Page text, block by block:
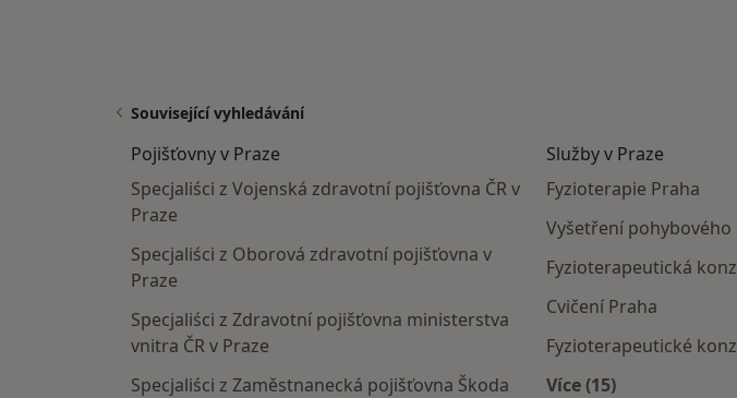
Související vyhledávání
Pojišťovny v Praze
Specjaliści z Vojenská zdravotní pojišťovna ČR v
Praze
Specjaliści z Oborová zdravotní pojišťovna v
Praze
Specjaliści z Zdravotní pojišťovna ministerstva
vnitra ČR v Praze
Specjaliści z Zaměstnanecká pojišťovna Škoda
Služby v Praze
Fyzioterapie Praha
Vyšetření
Fyzioterapeutická
Cvičení Praha
Fyzioterapeutické
Více (15)